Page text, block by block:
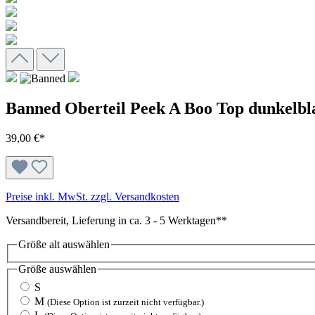
Banned Oberteil Peek A Boo Top
39,00 €*
Preise inkl. MwSt. zzgl. Versandkosten
Versandbereit, Lieferung in ca. 3 - 5 Werktagen**
Größe alt auswählen
Größe auswählen
S
M (Diese Option ist zurzeit nicht verfügbar.)